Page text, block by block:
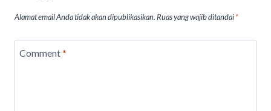
Alamat email Anda tidak akan dipublikasikan.Ruas yang wajib ditandai*
Comment*